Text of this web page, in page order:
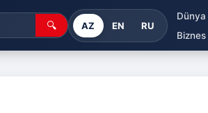
🔍 AZ EN RU
Dünya
Biznes